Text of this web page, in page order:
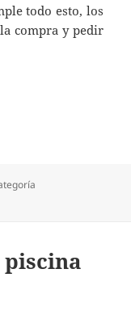
todo esto, los
compra y pedir
que podamos
piscina